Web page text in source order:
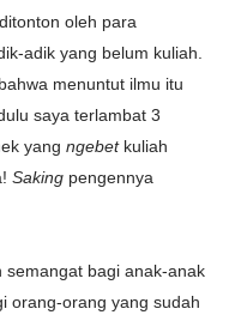
oleh para
adik yang belum kuliah.
menuntut ilmu itu
saya terlambat 3
yang ngebetkuliah
Saking pengennya
semangat bagi anak-anak
orang-orang yang sudah